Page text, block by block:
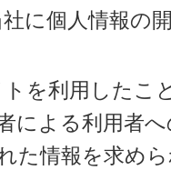
に個人情報の
を利用したこ
による利用者
た情報を求め